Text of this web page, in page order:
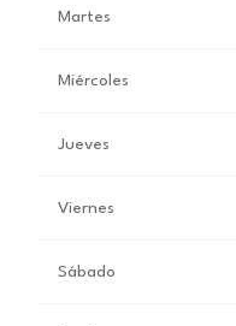
Martes
Miércoles
Jueves
Viernes
Sábado